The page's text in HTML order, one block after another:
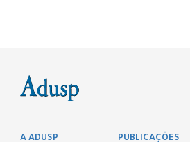
A ADUSP
PUBLICAÇÕES